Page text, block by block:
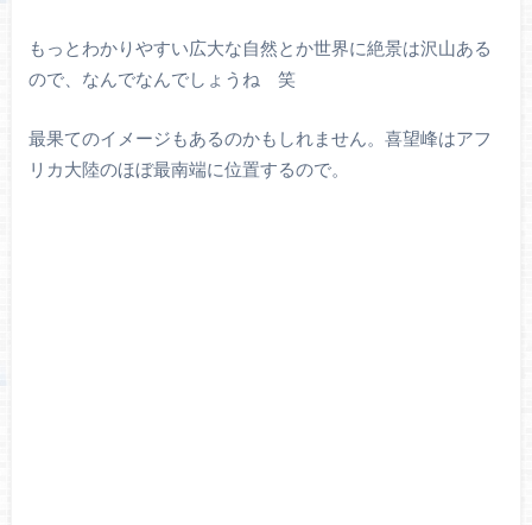
もっとわかりやすい広大な自然とか世界に絶景は沢山ある
ので、なんでなんでしょうね 笑
最果てのイメージもあるのかもしれません。喜望峰はアフ
リカ大陸のほぼ最南端に位置するので。